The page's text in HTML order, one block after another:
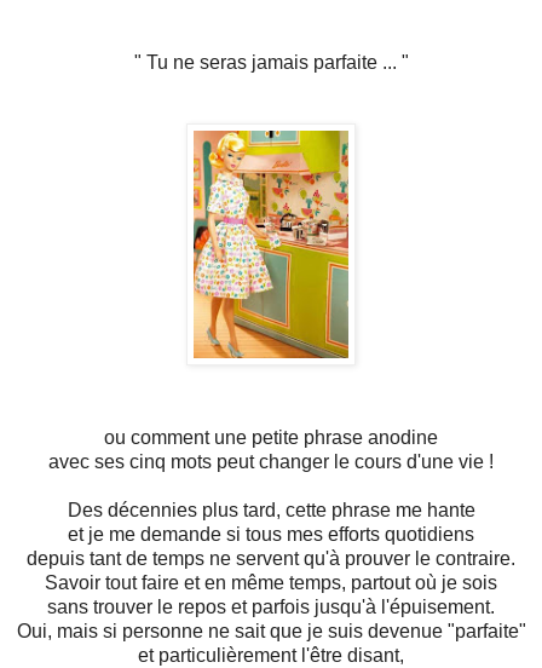
" Tu ne seras jamais parfaite ... "
ou comment une petite phrase anodine
avec ses cinq mots peut changer le cours d'une vie !
Des décennies plus tard, cette phrase me hante
et je me demande si tous mes efforts quotidiens
depuis tant de temps ne servent qu'à prouver le contraire.
Savoir tout faire et en même temps, partout où je sois
sans trouver le repos et parfois jusqu'à l'épuisement.
Oui, mais si personne ne sait que je suis devenue "parfaite"
et particulièrement l'être disant,